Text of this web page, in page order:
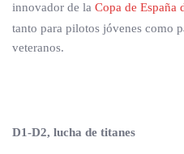
innovador de la Copa de España
tanto para pilotos jóvenes como
veteranos.
D1-D2, lucha de titanes